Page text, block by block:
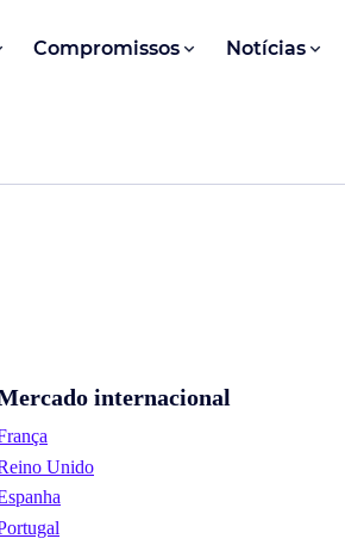
Compromissos Notícias
internacional
Unido